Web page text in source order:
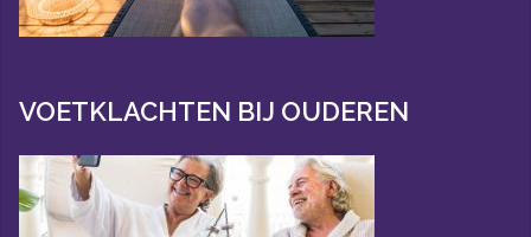
VOETKLACHTEN BIJ OUDEREN